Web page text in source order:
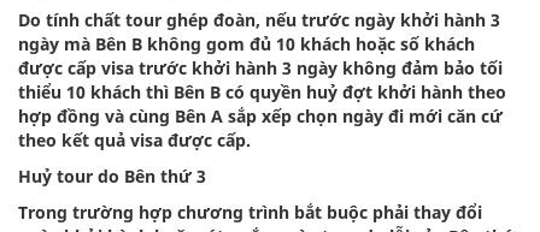
Do tính chất tour ghép đoàn, nếu trước ngày khởi hành 3
ngày mà Bên B không gom đủ 10 khách hoặc số khách
được cấp visa trước khởi hành 3 ngày không đảm bảo tối
thiểu 10 khách thì Bên B có quyền huỷ đợt khởi hành theo
hợp đồng và cùng Bên A sắp xếp chọn ngày đi mới căn cứ
theo kết quả visa được cấp.
Huỷ tour do Bên thứ 3
Trong trường hợp chương trình bắt buộc phải thay đổi